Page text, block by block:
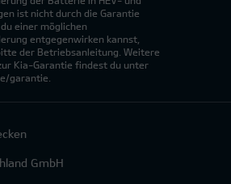
ist nicht durch die Garantie
einer möglichen
entgegenwirken kannst,
der Betriebsanleitung. Weitere
Kia-Garantie findest du unter
garantie.
GmbH